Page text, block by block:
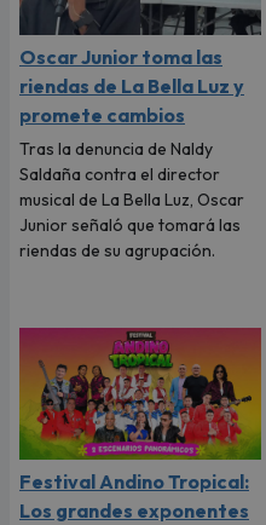
Oscar Junior toma las
riendas de La Bella Luz y
promete cambios
Tras la denuncia de Naldy
Saldaña contra el director
musical de La Bella Luz, Oscar
Junior señaló que tomará las
riendas de su agrupación.
Festival Andino Tropical:
Los grandes exponentes